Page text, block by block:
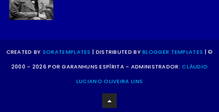
CREATED BY SORATEMPLATES | DISTRIBUTED BYBLOGGER TEMPLATES | ©
2000 - 2026 POR GARANHUNS ESPÍRITA - ADMINISTRADOR:CLÁUDIO
LUCIANO OLIVEIRA LINS